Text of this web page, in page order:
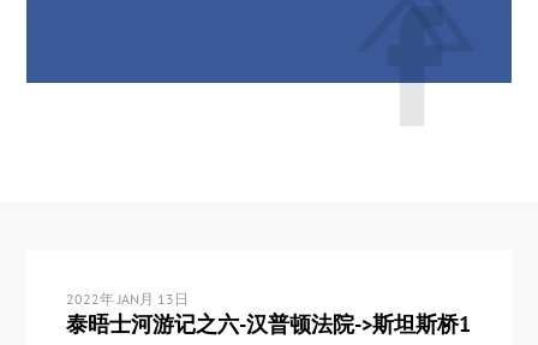
2022年 JAN月 13日
泰晤士河游记之六-汉普顿法院->斯坦斯桥1